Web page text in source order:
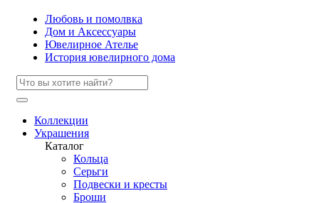
Любовь и помолвка
Дом и Аксессуары
Ювелирное Ателье
История ювелирного дома
Коллекции
Украшения
Каталог
Кольца
Серьги
Подвески и кресты
Броши